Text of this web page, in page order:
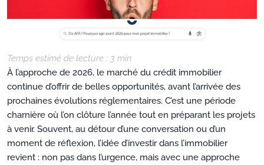
Temps estimé de lecture : 3 min
À l’approche de 2026, le marché du crédit immobilier
continue d’offrir de belles opportunités, avant l’arrivée des
prochaines évolutions réglementaires. C’est une période
charnière où l’on clôture l’année tout en préparant les projets
à venir. Souvent, au détour d’une conversation ou d’un
moment de réflexion, l’idée d’investir dans l’immobilier
revient : non pas dans l’urgence, mais avec une approche